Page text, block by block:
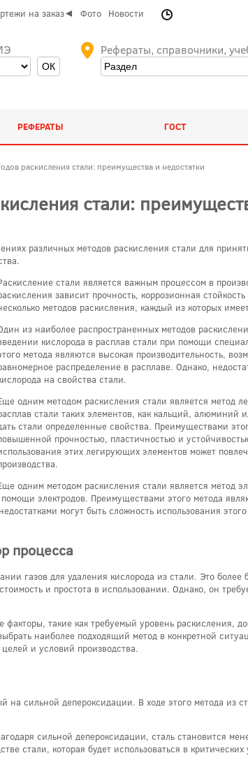
на заказ◄ Фото Новости
Рефераты, справочники,
РЕФЕРАТЫ ГОСТ
раскисления стали: преимущества и недостатки
стали:
различных методов раскисления стали для
стали является важным процессом в
зависит прочность, коррозионная
методов раскисления, каждый из которых
из наиболее распространенных методов
кислорода в расплав стали при помощи
метода являются высокая производительность,
распределение в расплаве. Однако,
на свойства стали.
одним методом раскисления стали является метод
стали таких элементов, как кальций,
стали определенные свойства. Преимуществами
прочностью, пластичностью и
этих легирующих элементов может
одним методом раскисления стали является метод
электродов. Преимуществами этого метода
могут быть сложность использования
процесса
газов для удаления кислорода из стали. Это
и простота в использовании. Однако, он
такие как требуемый уровень раскисления,
наиболее подходящий метод в конкретной
и условий производства.
сильной депероксидации. В ходе этого метода из
сильной депероксидации, сталь становится
стали, которая будет использоваться в